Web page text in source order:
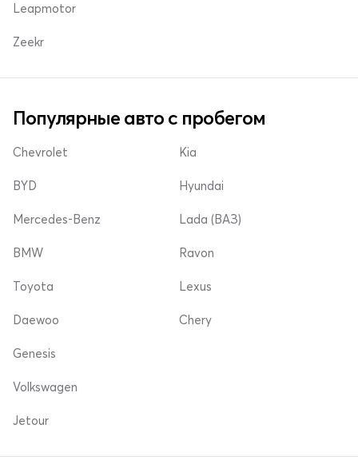
Leapmotor
Zeekr
Популярные авто с пробегом
Chevrolet
BYD
Mercedes-Benz
Kia
Hyundai
Lada (ВАЗ)
BMW
Toyota
Daewoo
Ravon
Lexus
Chery
Genesis
Volkswagen
Jetour